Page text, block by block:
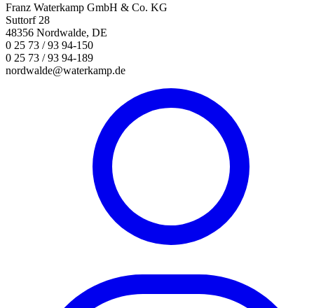
Franz Waterkamp GmbH & Co. KG
Suttorf 28
48356 Nordwalde, DE
0 25 73 / 93 94-150
0 25 73 / 93 94-189
nordwalde@waterkamp.de